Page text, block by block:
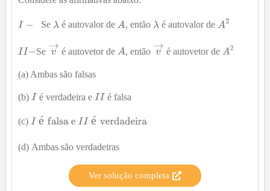
Se é autovalor de então é autovalor de
Se é autovetor de , então é autovetor de
(a) Ambas são falsas
(b) é verdadeira e é falsa
(c) é é
(d) Ambas são verdadeiras
Ver solução completa